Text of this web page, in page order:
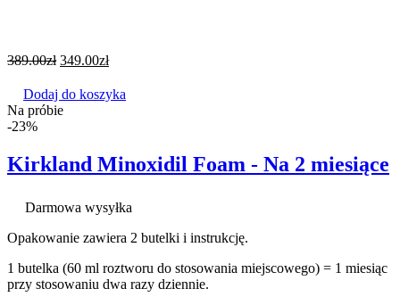
389.00zł 349.00zł
Dodaj do koszyka
Na próbie
-23%
Kirkland Minoxidil Foam - Na 2 miesiące
Darmowa wysyłka
Opakowanie zawiera 2 butelki i instrukcję.
1 butelka (60 ml roztworu do stosowania miejscowego) = 1 miesiąc
przy stosowaniu dwa razy dziennie.